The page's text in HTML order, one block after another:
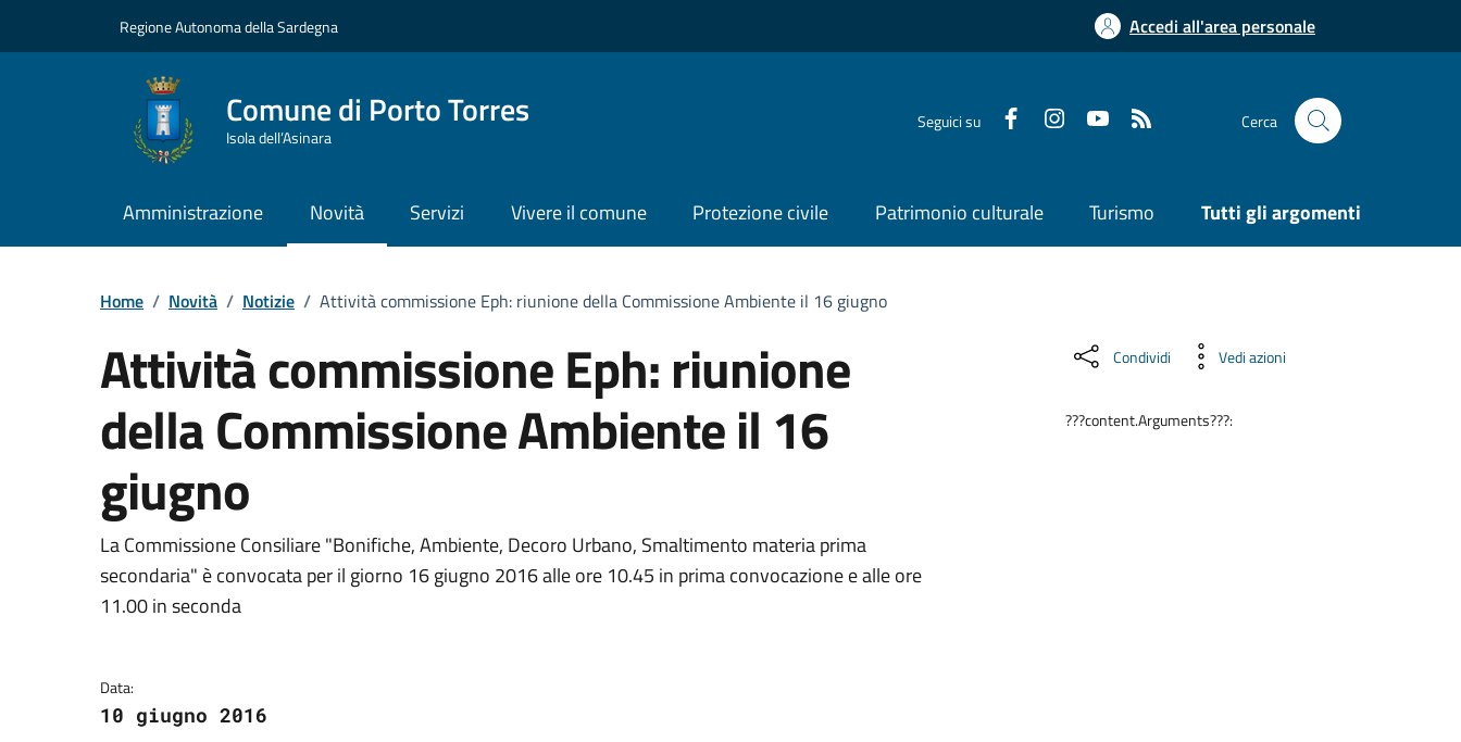
Regione Autonoma della Sardegna Accedi all'area personale
Comune di Porto Torres
Isola dell’Asinara
Seguici su Cerca
Amministrazione Novità Servizi Vivere il comune Protezione civile Patrimonio culturale Turismo Tutti gli argomenti
Home / Novità / Notizie / Attività commissione Eph: riunione della Commissione Ambiente il 16 giugno
Attività commissione Eph: riunione
della Commissione Ambiente il 16
giugno
Dettagli della notizia
La Commissione Consiliare "Bonifiche, Ambiente, Decoro Urbano, Smaltimento materia prima
secondaria" è convocata per il giorno 16 giugno 2016 alle ore 10.45 in prima convocazione e alle ore
11.00 in seconda
Data:
10 giugno 2016
Condividi Vedi azioni
???content.Arguments???: